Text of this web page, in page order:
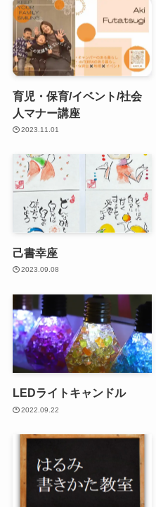
育児・保育/イベント/社会
人マナー講座
2023.11.01
己書幸座
2023.09.08
LEDライトキャンドル
2022.09.22